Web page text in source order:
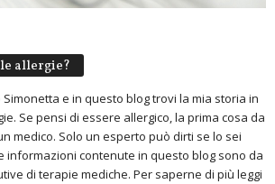
allergie?
e in questo blog trovi la mia storia in
Se pensi di essere allergico, la prima cosa da
medico. Solo un esperto può dirti se lo sei
informazioni contenute in questo blog sono da
di terapie mediche. Per saperne di più leggi